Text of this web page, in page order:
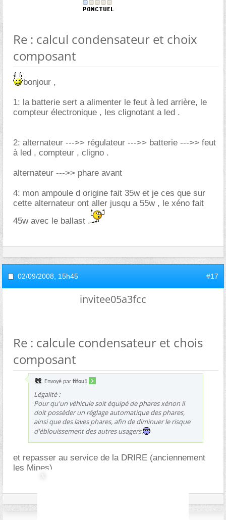
Re : calcul condensateur et choix
composant
bonjour ,
1: la batterie sert a alimenter le feut à led arrière, le
compteur électronique , les clignotant a led .
2: alternateur --->> régulateur --->> batterie --->> feut
à led , compteur , cligno .
alternateur --->> phare avant
4: mon ampoule d origine fait 35w et je ces que sur
cette alternateur ont aller jusqu a 55w , le xéno fait
45w avec le ballast .
02/09/2008, 15h45 #17
invitee05a3fcc
Re : calcule condensateur et chois
composant
Envoyé par fifou1
Légalité :
Pour qu'un véhicule soit équipé de phares xénon il
doit possèder un réglage automatique des phares,
ainsi que des laves phares, afin de diminuer le risque
d'éblouissement des autres usagers.
et repasser au service de la DRIRE (anciennement
les Mines)